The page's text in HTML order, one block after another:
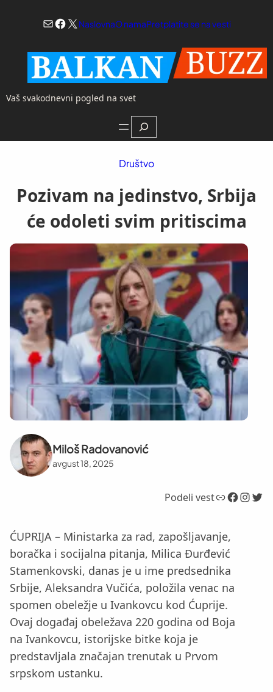
Mail
Facebook
X NaslovnaO namaPretplatite se na vesti
Vaš svakodnevni pogled na svet
Search
Društvo
Pozivam na jedinstvo, Srbija
će odoleti svim pritiscima
Miloš Radovanović
avgust 18, 2025
Podeli vestLink Facebook InstagramTwitter
ĆUPRIJA – Ministarka za rad, zapošljavanje,
boračka i socijalna pitanja, Milica Đurđević
Stamenkovski, danas je u ime predsednika
Srbije, Aleksandra Vučića, položila venac na
spomen obeležje u Ivankovcu kod Ćuprije.
Ovaj događaj obeležava 220 godina od Boja
na Ivankovcu, istorijske bitke koja je
predstavljala značajan trenutak u Prvom
srpskom ustanku.